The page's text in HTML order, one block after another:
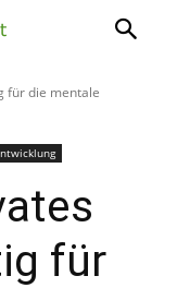
für die mentale
für